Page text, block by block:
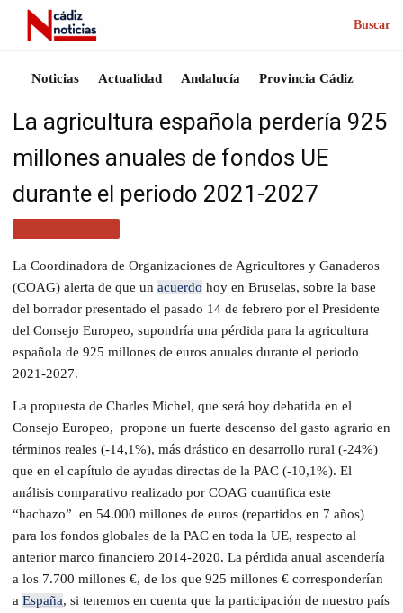
Buscar
Noticias Actualidad Andalucía Provincia Cádiz
La agricultura española perdería 925
millones anuales de fondos UE
durante el periodo 2021-2027
La Coordinadora de Organizaciones de Agricultores y Ganaderos
(COAG) alerta de que un acuerdo hoy en Bruselas, sobre la base
del borrador presentado el pasado 14 de febrero por el Presidente
del Consejo Europeo, supondría una pérdida para la agricultura
española de 925 millones de euros anuales durante el periodo
2021-2027.
La propuesta de Charles Michel, que será hoy debatida en el
Consejo Europeo, propone un fuerte descenso del gasto agrario en
términos reales (-14,1%), más drástico en desarrollo rural (-24%)
que en el capítulo de ayudas directas de la PAC (-10,1%). El
análisis comparativo realizado por COAG cuantifica este
“hachazo” en 54.000 millones de euros (repartidos en 7 años)
para los fondos globales de la PAC en toda la UE, respecto al
anterior marco financiero 2014-2020. La pérdida anual ascendería
a los 7.700 millones €, de los que 925 millones € corresponderían
a España, si tenemos en cuenta que la participación de nuestro país